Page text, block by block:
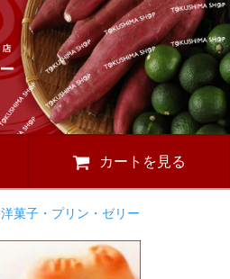
カートを見る
洋菓子・プリン・ゼリー